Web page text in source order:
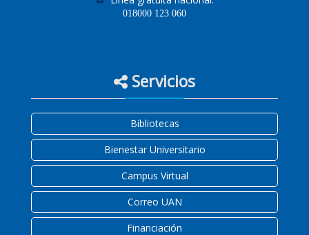
018000 123 060
Servicios
Bibliotecas
Bienestar Universitario
Campus Virtual
Correo UAN
Financiación